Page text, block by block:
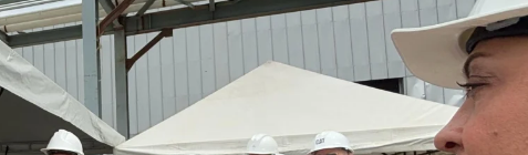
Equipo
Sobre Nosotros